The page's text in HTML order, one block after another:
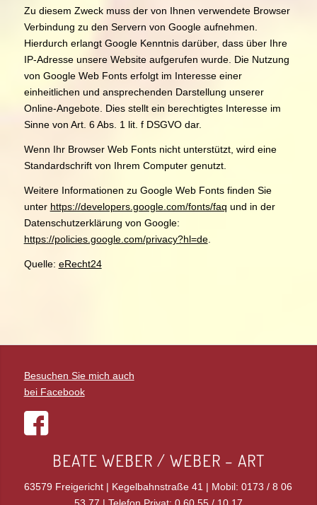
Zu diesem Zweck muss der von Ihnen verwendete Browser
Verbindung zu den Servern von Google aufnehmen.
Hierdurch erlangt Google Kenntnis darüber, dass über Ihre
IP-Adresse unsere Website aufgerufen wurde. Die Nutzung
von Google Web Fonts erfolgt im Interesse einer
einheitlichen und ansprechenden Darstellung unserer
Online-Angebote. Dies stellt ein berechtigtes Interesse im
Sinne von Art. 6 Abs. 1 lit. f DSGVO dar.
Wenn Ihr Browser Web Fonts nicht unterstützt, wird eine
Standardschrift von Ihrem Computer genutzt.
Weitere Informationen zu Google Web Fonts finden Sie
unter https://developers.google.com/fonts/faq und in der
Datenschutzerklärung von Google:
https://policies.google.com/privacy?hl=de.
Quelle: eRecht24
Besuchen Sie mich auch
bei Facebook
BEATE WEBER / WEBER – ART
63579 Freigericht | Kegelbahnstraße 41 | Mobil: 0173 / 8 06
53 77 | Telefon Privat: 0 60 55 / 10 17